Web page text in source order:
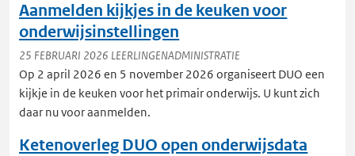
Aanmelden kijkjes in de keuken voor
onderwijsinstellingen
25 FEBRUARI 2026 LEERLINGENADMINISTRATIE
Op 2 april 2026 en 5 november 2026 organiseert DUO een
kijkje in de keuken voor het primair onderwijs. U kunt zich
daar nu voor aanmelden.
Ketenoverleg DUO open onderwijsdata